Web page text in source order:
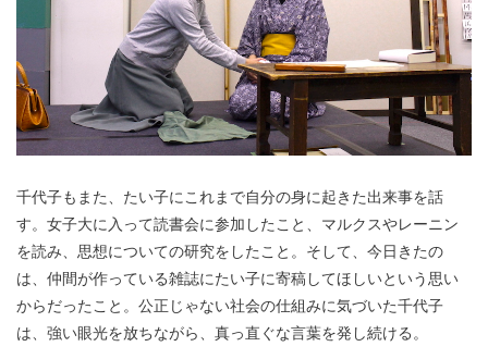
千代子もまた、たい子にこれまで自分の身に起きた出来事を話
す。女子大に入って読書会に参加したこと、マルクスやレーニン
を読み、思想についての研究をしたこと。そして、今日きたの
は、仲間が作っている雑誌にたい子に寄稿してほしいという思い
からだったこと。公正じゃない社会の仕組みに気づいた千代子
は、強い眼光を放ちながら、真っ直ぐな言葉を発し続ける。